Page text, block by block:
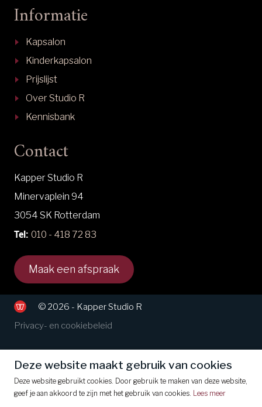
Informatie
Kapsalon
Kinderkapsalon
Prijslijst
Over Studio R
Kennisbank
Contact
Kapper Studio R
Minervaplein 94
3054 SK Rotterdam
Tel: 010 - 418 72 83
Maak een afspraak
© 2026 - Kapper Studio R
Privacy- en cookiebeleid
Deze website maakt gebruik van cookies
Deze website gebruikt cookies. Door gebruik te maken van deze website,
geef je aan akkoord te zijn met het gebruik van cookies. Lees meer